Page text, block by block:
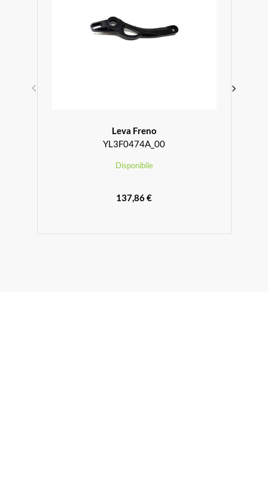
Leva Freno
YL3F0474A_00
Disponibile
137,86 €